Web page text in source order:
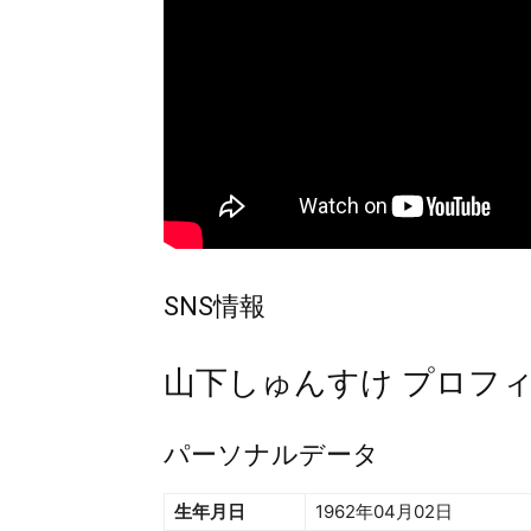
SNS情報
山下しゅんすけ プロフ
パーソナルデータ
生年月日
1962年04月02日